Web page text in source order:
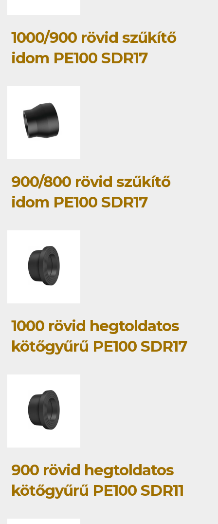
1000/900 rövid szűkítő
idom PE100 SDR17
900/800 rövid szűkítő
idom PE100 SDR17
1000 rövid hegtoldatos
kötőgyűrű PE100 SDR17
900 rövid hegtoldatos
kötőgyűrű PE100 SDR11